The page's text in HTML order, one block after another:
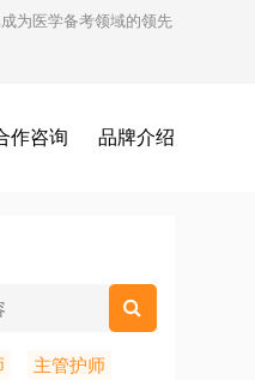
为医学备考领域的领先
作咨询 品牌介绍
主管护师